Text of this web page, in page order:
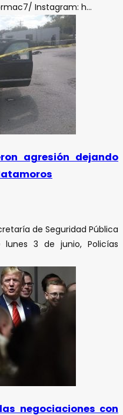
Instagram: h...
agresión dejando
de Seguridad Pública
3 de junio, Policías
negociaciones con